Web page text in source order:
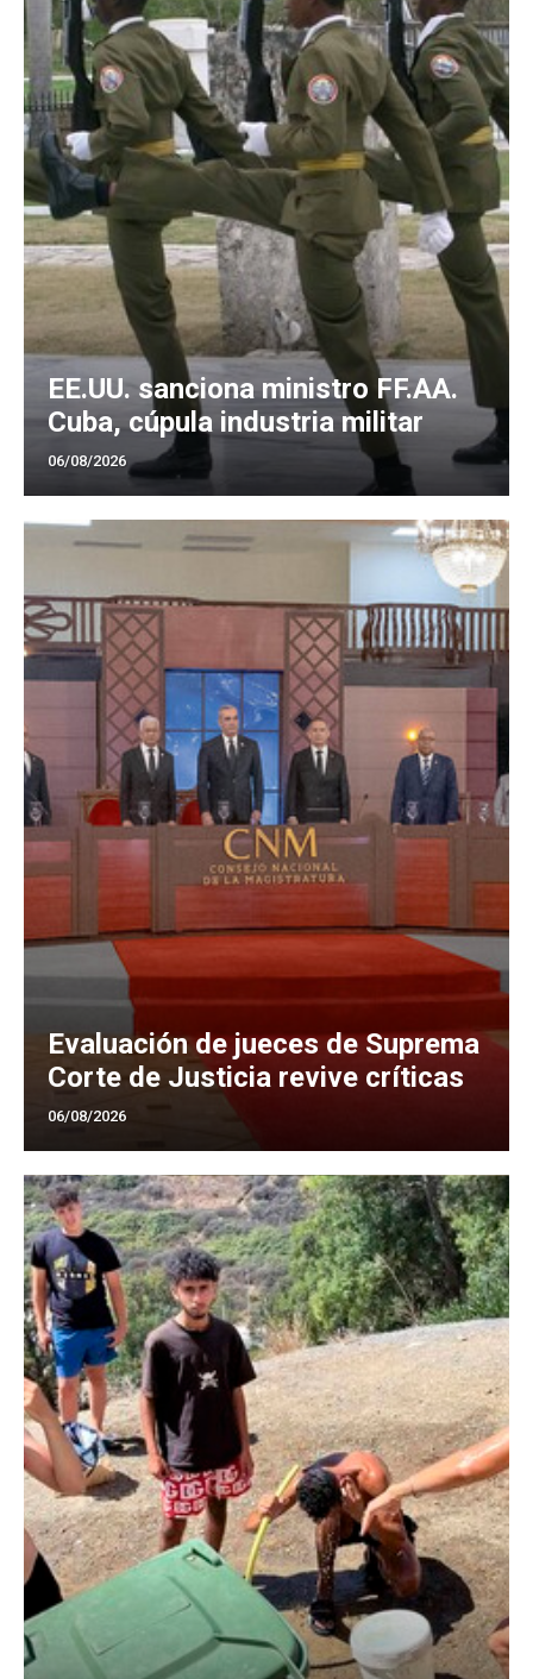
EE.UU. sanciona ministro FF.AA.
Cuba, cúpula industria militar
06/08/2026
Evaluación de jueces de Suprema
Corte de Justicia revive críticas
06/08/2026